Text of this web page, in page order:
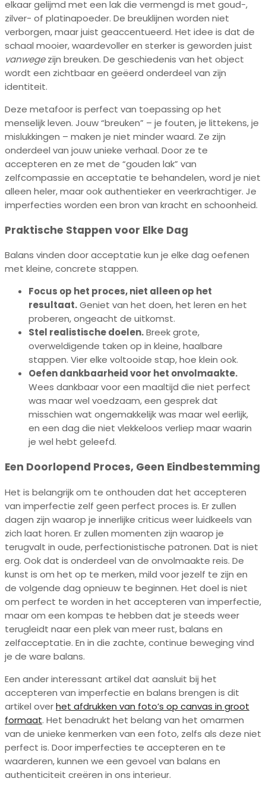
elkaar gelijmd met een lak die vermengd is met goud-,
zilver- of platinapoeder. De breuklijnen worden niet
verborgen, maar juist geaccentueerd. Het idee is dat de
schaal mooier, waardevoller en sterker is geworden juist
vanwegezijn breuken. De geschiedenis van het object
wordt een zichtbaar en geëerd onderdeel van zijn
identiteit.
Deze metafoor is perfect van toepassing op het
menselijk leven. Jouw “breuken” – je fouten, je littekens, je
mislukkingen – maken je niet minder waard. Ze zijn
onderdeel van jouw unieke verhaal. Door ze te
accepteren en ze met de “gouden lak” van
zelfcompassie en acceptatie te behandelen, word je niet
alleen heler, maar ook authentieker en veerkrachtiger. Je
imperfecties worden een bron van kracht en schoonheid.
Praktische Stappen voor Elke Dag
Balans vinden door acceptatie kun je elke dag oefenen
met kleine, concrete stappen.
Focus op het proces, niet alleen op het
resultaat.Geniet van het doen, het leren en het
proberen, ongeacht de uitkomst.
Stel realistische doelen.Breek grote,
overweldigende taken op in kleine, haalbare
stappen. Vier elke voltooide stap, hoe klein ook.
Oefen dankbaarheid voor het onvolmaakte.
Wees dankbaar voor een maaltijd die niet perfect
was maar wel voedzaam, een gesprek dat
misschien wat ongemakkelijk was maar wel eerlijk,
en een dag die niet vlekkeloos verliep maar waarin
je wel hebt geleefd.
Een Doorlopend Proces, Geen Eindbestemming
Het is belangrijk om te onthouden dat het accepteren
van imperfectie zelf geen perfect proces is. Er zullen
dagen zijn waarop je innerlijke criticus weer luidkeels van
zich laat horen. Er zullen momenten zijn waarop je
terugvalt in oude, perfectionistische patronen. Dat is niet
erg. Ook dat is onderdeel van de onvolmaakte reis. De
kunst is om het op te merken, mild voor jezelf te zijn en
de volgende dag opnieuw te beginnen. Het doel is niet
om perfect te worden in het accepteren van imperfectie,
maar om een kompas te hebben dat je steeds weer
terugleidt naar een plek van meer rust, balans en
zelfacceptatie. En in die zachte, continue beweging vind
je de ware balans.
Een ander interessant artikel dat aansluit bij het
accepteren van imperfectie en balans brengen is dit
artikel overhet afdrukken van foto’s op canvas in groot
formaat. Het benadrukt het belang van het omarmen
van de unieke kenmerken van een foto, zelfs als deze niet
perfect is. Door imperfecties te accepteren en te
waarderen, kunnen we een gevoel van balans en
authenticiteit creëren in ons interieur.